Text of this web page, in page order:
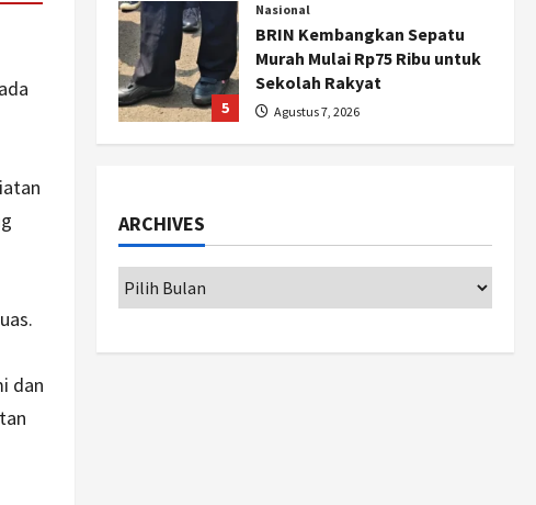
dan
5
Nasional
BRIN Kembangkan Sepatu
Murah Mulai Rp75 Ribu untuk
Sekolah Rakyat
Agustus 7, 2026
1
ARCHIVES